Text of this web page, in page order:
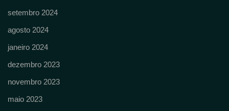
setembro 2024
agosto 2024
janeiro 2024
dezembro 2023
novembro 2023
maio 2023